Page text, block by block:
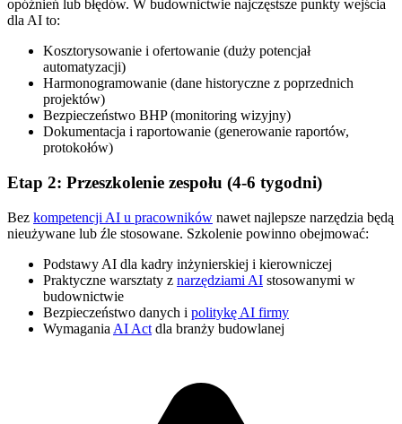
opóźnień lub błędów. W budownictwie najczęstsze punkty wejścia
dla AI to:
Kosztorysowanie i ofertowanie (duży potencjał
automatyzacji)
Harmonogramowanie (dane historyczne z poprzednich
projektów)
Bezpieczeństwo BHP (monitoring wizyjny)
Dokumentacja i raportowanie (generowanie raportów,
protokołów)
Etap 2: Przeszkolenie zespołu (4-6 tygodni)
Bez kompetencji AI u pracowników nawet najlepsze narzędzia będą
nieużywane lub źle stosowane. Szkolenie powinno obejmować:
Podstawy AI dla kadry inżynierskiej i kierowniczej
Praktyczne warsztaty z narzędziami AI stosowanymi w
budownictwie
Bezpieczeństwo danych i politykę AI firmy
Wymagania AI Act dla branży budowlanej